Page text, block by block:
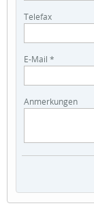
Telefax
E-Mail *
Anmerkungen